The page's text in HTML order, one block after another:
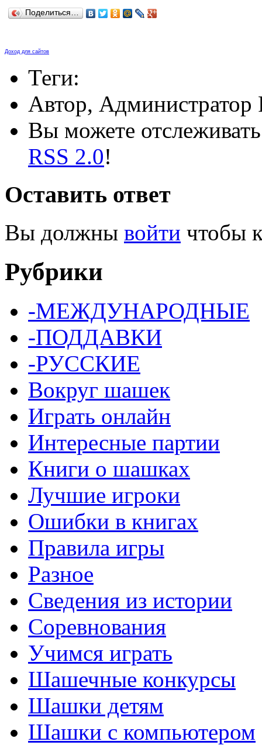
Поделиться…
Доход для сайтов
Теги:
Автор, Администратор
Вы можете отслеживать
RSS 2.0!
Оставить ответ
Вы должны войти чтобы
Рубрики
-МЕЖДУНАРОДНЫЕ
-ПОДДАВКИ
-РУССКИЕ
Вокруг шашек
Играть онлайн
Интересные партии
Книги о шашках
Лучшие игроки
Ошибки в книгах
Правила игры
Разное
Сведения из истории
Соревнования
Учимся играть
Шашечные конкурсы
Шашки детям
Шашки с компьютером